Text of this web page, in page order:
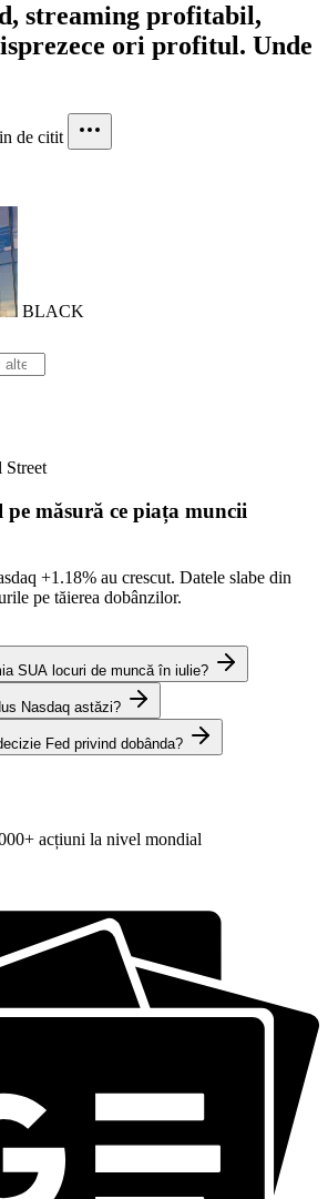
streaming profitabil,
ori profitul. Unde
de citit
BLACK
Street
pe măsură ce piața muncii
+1.18% au crescut. Datele slabe din
pe tăierea dobânzilor.
SUA locuri de muncă în iulie?
Nasdaq astăzi?
Fed privind dobânda?
acțiuni la nivel mondial